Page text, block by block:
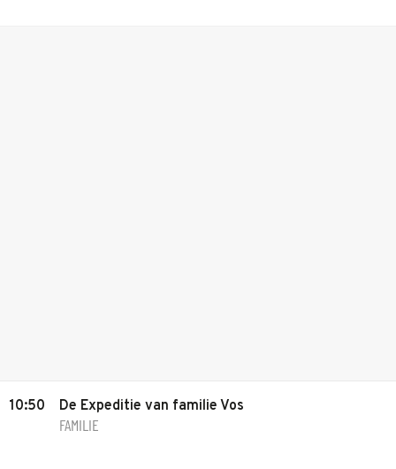
10:50 De Expeditie van familie Vos
FAMILIE